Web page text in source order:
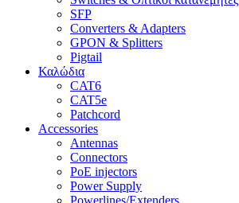
SFP
Converters & Adapters
GPON & Splitters
Pigtail
Καλώδια
CAT6
CAT5e
Patchcord
Accessories
Antennas
Connectors
PoE injectors
Power Supply